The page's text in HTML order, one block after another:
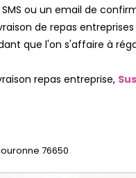
ou un email de
de repas
que l'on s'affaire à
repas entreprise,